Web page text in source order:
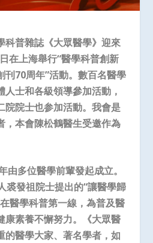
科普雜誌《大眾醫學》迎來
日在上海舉行“醫學科普創新
刊70周年”活動。數百名醫學
士和各級領導參加活動，
院院士也参加活動。我會是
，本會陳松鶴醫生受邀作為
由多位醫學前輩發起成立。
裘發祖院士提出的“讓醫學歸
醫學科普第一線，為普及醫
康素養不懈努力。《大眾醫
的醫學大家、著名學者，如